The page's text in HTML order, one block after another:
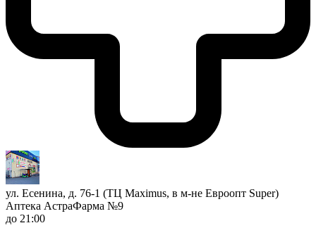
ул. Есенина, д. 76-1 (ТЦ Maximus, в м-не Евроопт Super)
Аптека АстраФарма №9
до 21:00